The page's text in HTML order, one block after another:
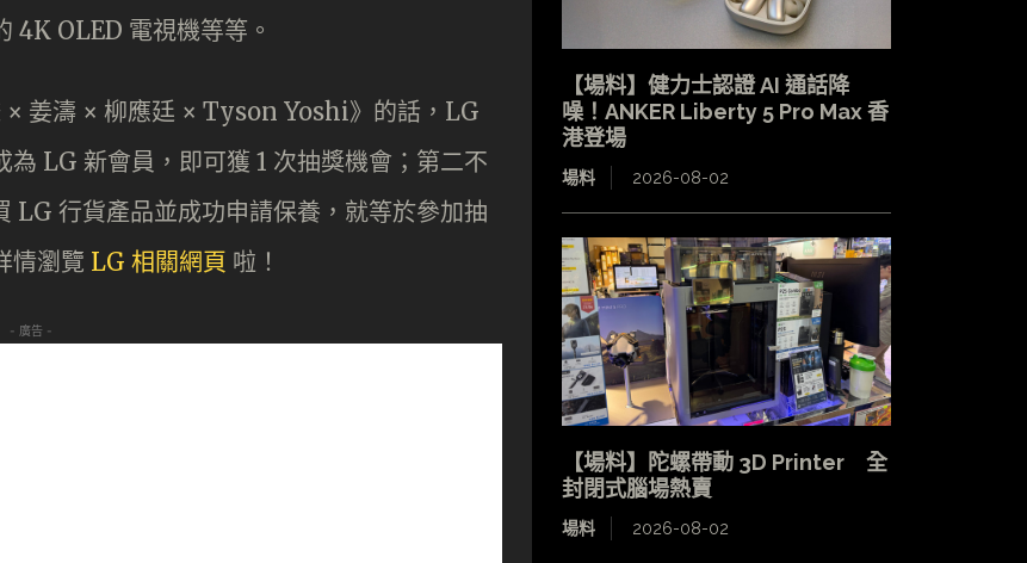
4K OLED 電視機等等。
× 姜濤 × 柳應廷 × Tyson Yoshi》的話，LG
LG 新會員，即可獲 1 次抽獎機會；第二不
LG 行貨產品並成功申請保養，就等於參加抽
情瀏覽 LG 相關網頁 啦！
- 廣告 -
【場料】健力士認證 AI 通話降
噪！ANKER Liberty 5 Pro Max 香
港登場
場料 2026-08-02
【場料】陀螺帶動 3D Printer 全
封閉式腦場熱賣
場料 2026-08-02